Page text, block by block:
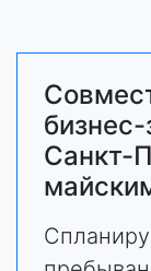
Санкт-